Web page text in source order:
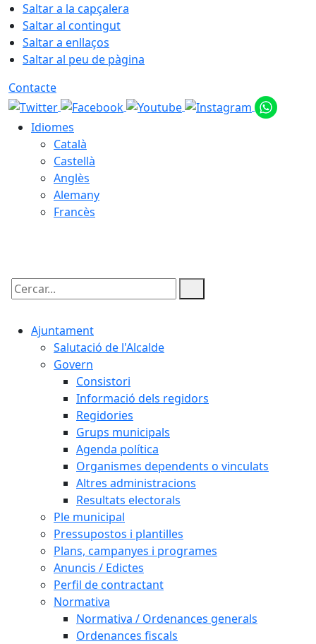
Saltar a la capçalera
Saltar al contingut
Saltar a enllaços
Saltar al peu de pàgina
Contacte
Idiomes
Català
Castellà
Anglès
Alemany
Francès
Cercar:
Ajuntament
Salutació de l'Alcalde
Govern
Consistori
Informació dels regidors
Regidories
Grups municipals
Agenda política
Organismes dependents o vinculats
Altres administracions
Resultats electorals
Ple municipal
Pressupostos i plantilles
Plans, campanyes i programes
Anuncis / Edictes
Perfil de contractant
Normativa
Normativa / Ordenances generals
Ordenances fiscals